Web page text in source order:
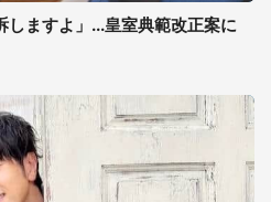
しますよ」...皇室典範改正案に